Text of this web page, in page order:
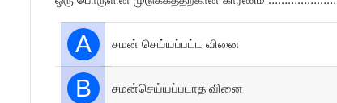
A சமன் செய்யப்பட்ட வினை
B சமன்செய்யப்படாத வினை